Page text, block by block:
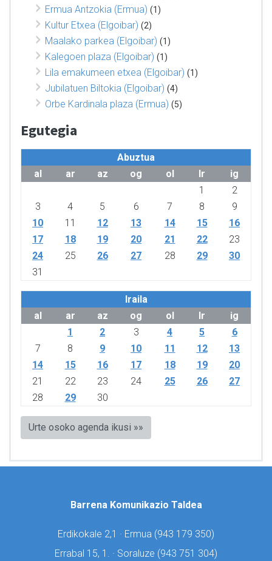
Ermua Antzokia (Ermua) (1)
Kultur Etxea (Elgoibar) (2)
Maalako parkea (Elgoibar) (1)
Kalegoen plaza (Elgoibar) (1)
Lila emakumeen etxea (Elgoibar) (1)
Jubilatuen Biltokia (Elgoibar) (4)
Orbe Kardinala plaza (Ermua) (5)
Egutegia
Abuztua
al
ar az og ol lr
ig
1
2
3
4 5 6 7 8
9
10
11 12 13 14 15
16
17
18 19 20 21 22
23
24
25 26 27 28 29
30
31
Iraila
al
ar az og ol lr
ig
1
2 3 4 5
6
7
8 9 10 11 12
13
14
15 16 17 18 19
20
21
22 23 24 25 26
27
28
29 30
Urte osoko agenda ikusi »»
Barrena Komunikazio Taldea
Erdikokale 2,1 · Ermua (943 179 350)
Errabal 15, 1. · Soraluze (943 751 304)